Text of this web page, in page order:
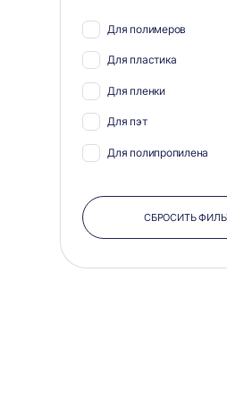
Для полимеров
Для пластика
Для пленки
Для пэт
Для полипропилена
СБРОСИТЬ